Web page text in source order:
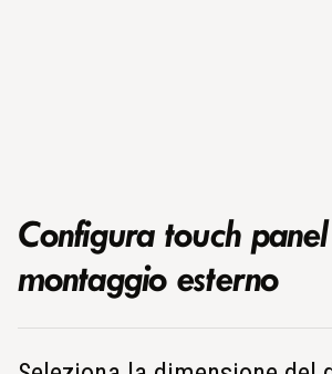
Configura touch
montaggio esterno